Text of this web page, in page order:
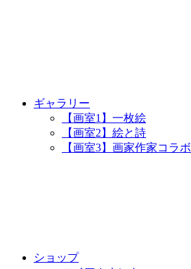
ギャラリー
【画室1】一枚絵
【画室2】絵と詩
【画室3】画家作家コラボ
ショップ